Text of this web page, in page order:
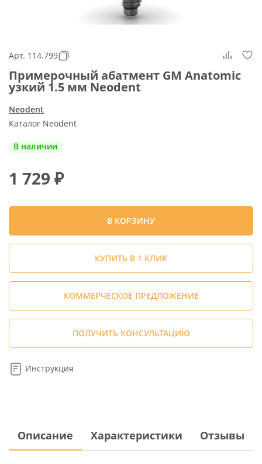
Арт. 114.799
Примерочный абатмент GM Anatomic
узкий 1.5 мм Neodent
Neodent
Каталог Neodent
В наличии
1 729 ₽
В КОРЗИНУ
КУПИТЬ В 1 КЛИК
КОММЕРЧЕСКОЕ ПРЕДЛОЖЕНИЕ
ПОЛУЧИТЬ КОНСУЛЬТАЦИЮ
Инструкция
Описание Характеристики Отзывы